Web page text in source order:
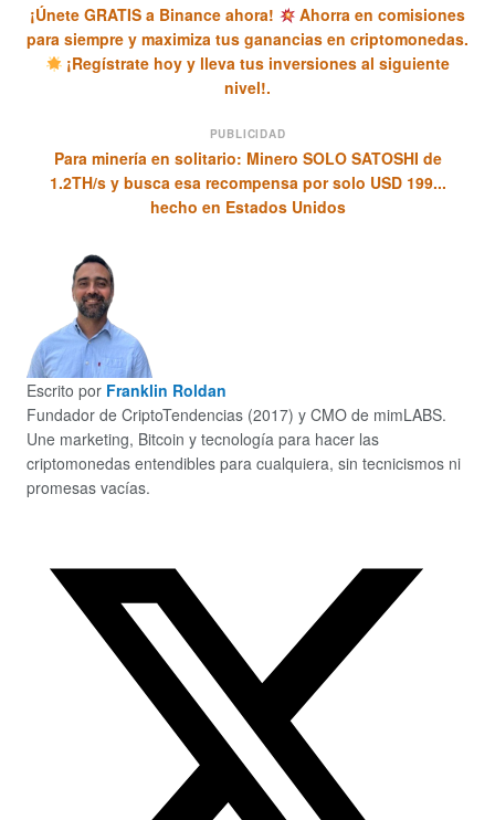
¡Únete GRATIS a Binance ahora!
Ahorra en comisiones
para siempre y maximiza tus ganancias en criptomonedas.
¡Regístrate hoy y lleva tus inversiones al siguiente
nivel!.
PUBLICIDAD
Para minería en solitario: Minero SOLO SATOSHI de
1.2TH/s y busca esa recompensa por solo USD 199...
hecho en Estados Unidos
Escrito por Franklin Roldan
Fundador de CriptoTendencias (2017) y CMO de mimLABS.
Une marketing, Bitcoin y tecnología para hacer las
criptomonedas entendibles para cualquiera, sin tecnicismos ni
promesas vacías.